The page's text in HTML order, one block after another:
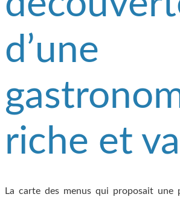
d’une
riche et
La carte des menus qui proposait une